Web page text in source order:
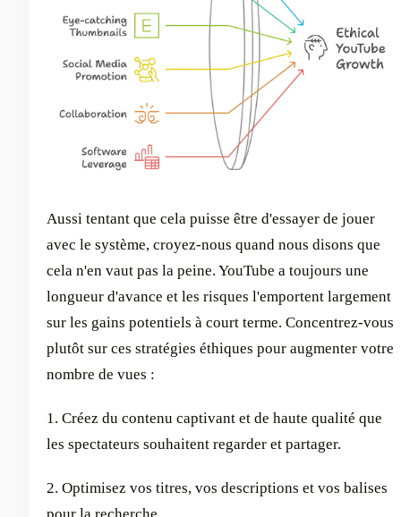
Aussi tentant que cela puisse être d'essayer de jouer
avec le système, croyez-nous quand nous disons que
cela n'en vaut pas la peine. YouTube a toujours une
longueur d'avance et les risques l'emportent largement
sur les gains potentiels à court terme. Concentrez-vous
plutôt sur ces stratégies éthiques pour augmenter votre
nombre de vues :
1. Créez du contenu captivant et de haute qualité que
les spectateurs souhaitent regarder et partager.
2. Optimisez vos titres, vos descriptions et vos balises